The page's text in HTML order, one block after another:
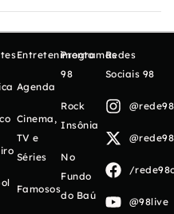
Entretenimento
Agenda
Cinema,
TV e
Séries
Famosos
Programas
98
Rock
Insônia
No
Fundo
do Baú
Redes
Sociais 98
/
@98live